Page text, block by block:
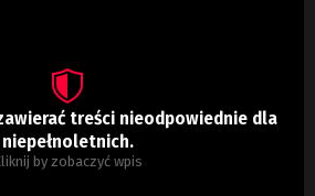
treści nieodpowiednie dla
niepełnoletnich.
by zobaczyć wpis